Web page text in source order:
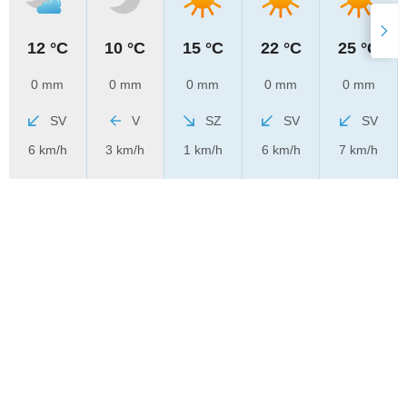
12 °C
0 mm
SV
6 km/h
10 °C
0 mm
V
3 km/h
15 °C
0 mm
SZ
1 km/h
22 °C
0 mm
SV
6 km/h
25 °C
0 mm
SV
7 km/h